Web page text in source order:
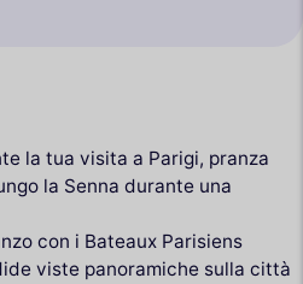
la tua visita a Parigi, pranza
la Senna durante una
con i Bateaux Parisiens
viste panoramiche sulla città